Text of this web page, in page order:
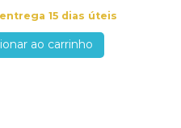
15 dias úteis
ao carrinho